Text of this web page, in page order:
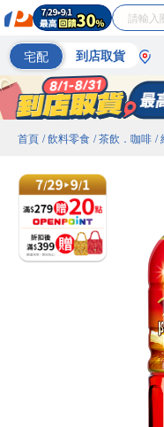
宅配 到店取貨
首頁 / 飲料零食 / 茶飲．咖啡 /